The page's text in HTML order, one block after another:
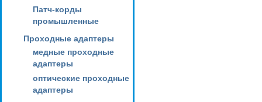
Патч-корды
промышленные
Проходные адаптеры
медные проходные
адаптеры
оптические проходные
адаптеры